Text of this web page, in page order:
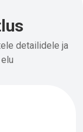
detailidele ja